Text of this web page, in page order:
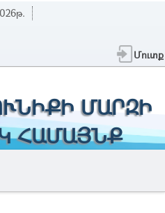
Մուտք
ՄԱՐԶԻ
ՀԱՄԱՅՆՔ